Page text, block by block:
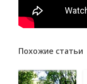
Похожие статьи